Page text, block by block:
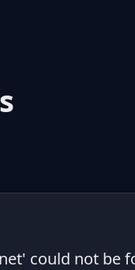
could not be